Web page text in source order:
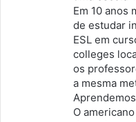
Em 10 anos
de estudar
ESL em
colleges
os
a mesma
O